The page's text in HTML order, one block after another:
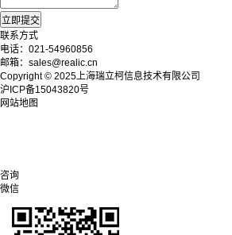
联系方式
电话：021-54960856
邮箱：sales@realic.cn
Copyright © 2025上海瑞立柯信息技术有限公司
沪ICP备15043820号
网站地图
咨询
微信